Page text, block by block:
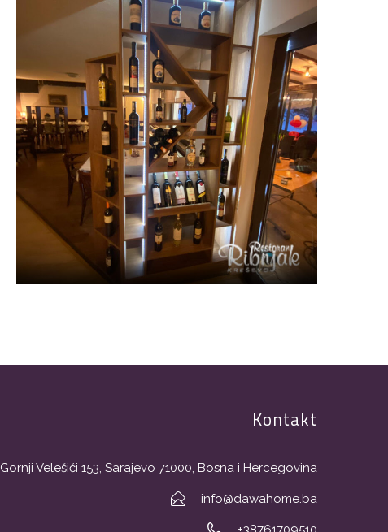
Restoran Ribnjak Kreševo
POSLOVNI PROSTOR
Kontakt
Gornji Velešići 153, Sarajevo 71000, Bosna i Hercegovina
info@dawahome.ba